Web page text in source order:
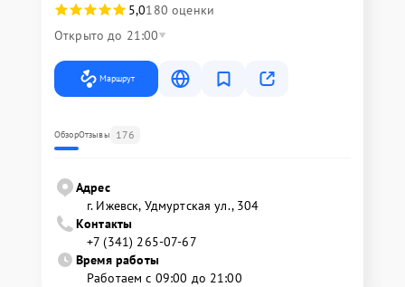
5,0180 оценки
Открыто до 21:00
Маршрут
ОбзорОтзывы 176
Адрес
г. Ижевск, Удмуртская ул., 304
Контакты
+7 (341) 265-07-67
Время работы
Работаем с 09:00 до 21:00